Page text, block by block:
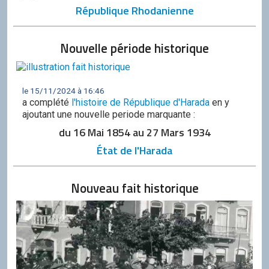
République Rhodanienne
Nouvelle période historique
le 15/11/2024 à 16:46
a complété l'histoire de République d'Harada en y
ajoutant une nouvelle periode marquante :
du 16 Mai 1854 au 27 Mars 1934
État de l'Harada
Nouveau fait historique